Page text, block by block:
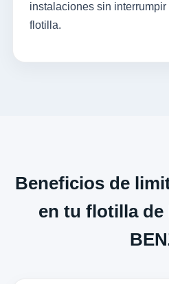
instalaciones sin
flotilla.
Beneficios de
en tu flotilla de